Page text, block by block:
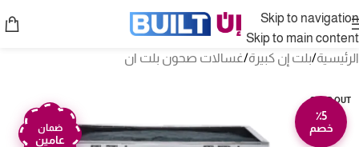
Skip to navigation
Skip to main content
الرئيسية/بلت إن كبيرة/غسالات صحون بلت ان
SOLD OUT
٪5
خصم
ضمان
عامين